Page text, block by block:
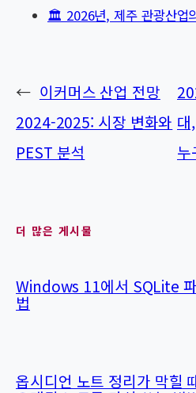
🏛️ 2026년, 제주 관광산업
← 이커머스 산업 전망
2024-2025: 시장 변화와
PEST 분석
대
누
더 많은 게시물
Windows 11에서 SQLite
법
옵시디언 노트 정리가 막힐